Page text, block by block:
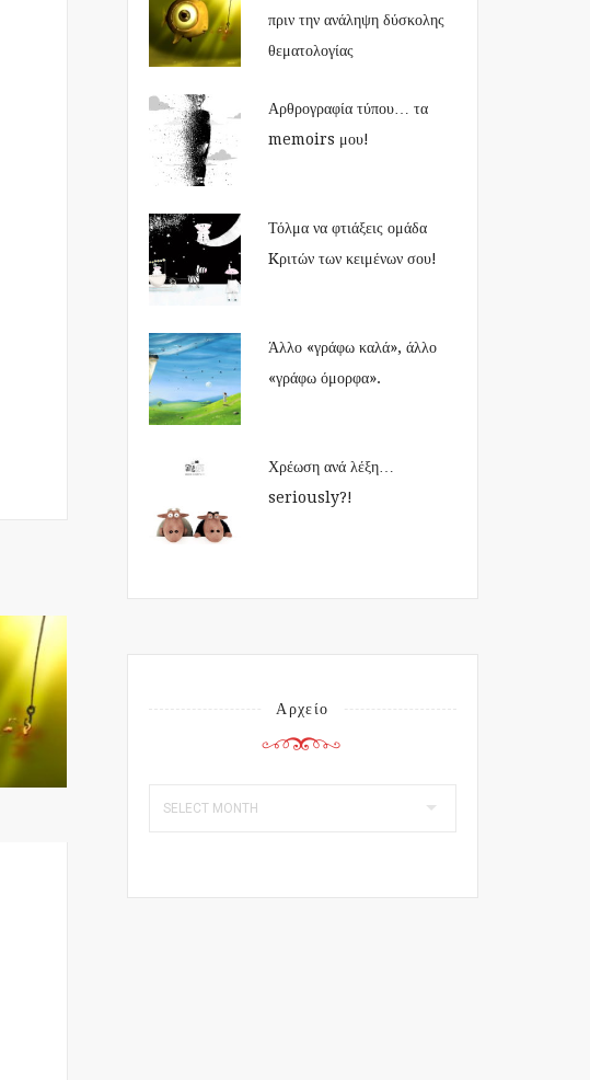
πριν την ανάληψη δύσκολης
θεματολογίας
Αρθρογραφία τύπου… τα
memoirs μου!
Τόλμα να φτιάξεις ομάδα
Kριτών των κειμένων σου!
Άλλο «γράφω καλά», άλλο
«γράφω όμορφα».
Χρέωση ανά λέξη…
seriously?!
Αρχείο